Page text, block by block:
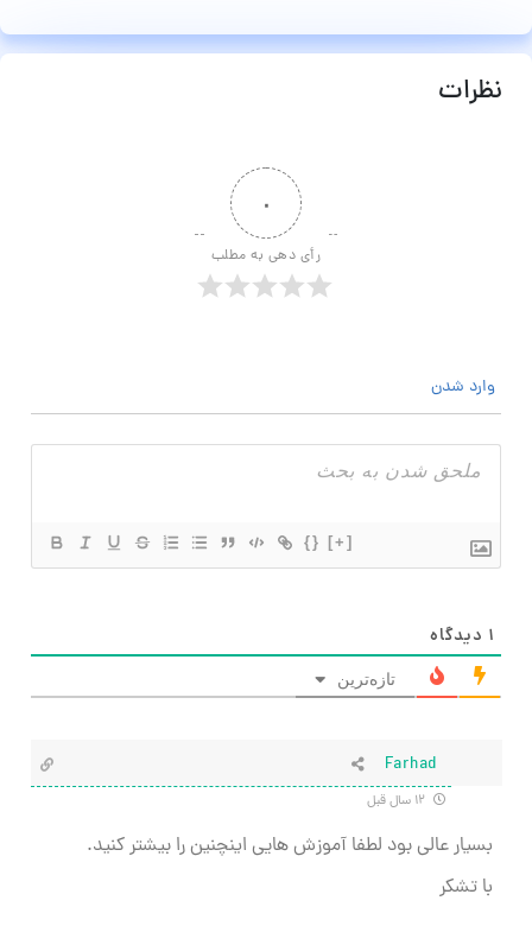
نظرات
۰
رأی دهی به مطلب
وارد شدن
{} [+]
۱ دیدگاه
تازه‌ترین
Farhad
بسیار عالی بود لطفا آموزش هایی اینچنین را بیشتر کنید.
با تشکر